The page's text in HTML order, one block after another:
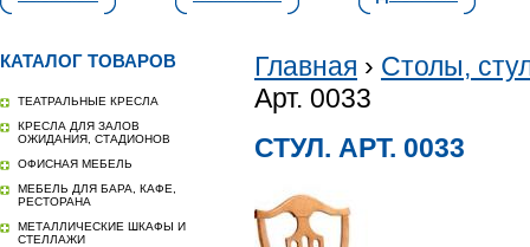
КАТАЛОГ ТОВАРОВ
ТЕАТРАЛЬНЫЕ КРЕСЛА
КРЕСЛА ДЛЯ ЗАЛОВ
ОЖИДАНИЯ, СТАДИОНОВ
ОФИСНАЯ МЕБЕЛЬ
МЕБЕЛЬ ДЛЯ БАРА, КАФЕ,
РЕСТОРАНА
МЕТАЛЛИЧЕСКИЕ ШКАФЫ И
СТЕЛЛАЖИ
Главная › Столы,
Арт. 0033
СТУЛ. АРТ. 0033